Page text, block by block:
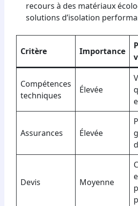
recours à des matériaux
solutions d’isolation
Critère Importance
Compétences
techniques
Élevée
Assurances Élevée
Devis Moyenne